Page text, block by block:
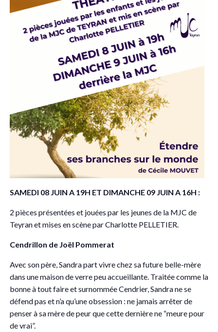
SAMEDI 08 JUIN A 19H ET DIMANCHE 09 JUIN A 16H :
2 pièces présentées et jouées par les jeunes de la MJC de
Teyran et mises en scène par Charlotte PELLETIER.
Cendrillon de Joël Pommerat
Avec son père, Sandra part vivre chez sa future belle-mère
dans une maison de verre peu accueillante. Traitée comme la
bonne à tout faire et surnommée Cendrier, Sandra ne se
défend pas et n’a qu’une obsession : ne jamais arrêter de
penser à sa mère de peur que cette dernière ne “meure pour
de vrai”.